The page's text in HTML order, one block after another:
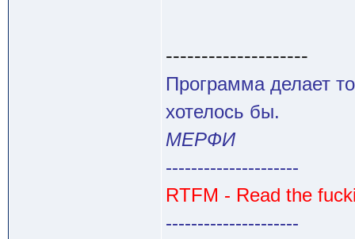
--------------------
Программа делает
хотелось бы.
МЕРФИ
---------------------
RTFM - Read the
---------------------